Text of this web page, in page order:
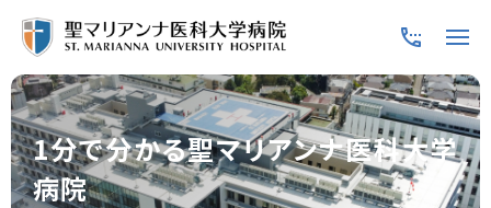
1分で分かる聖マリアンナ医科大学
病院